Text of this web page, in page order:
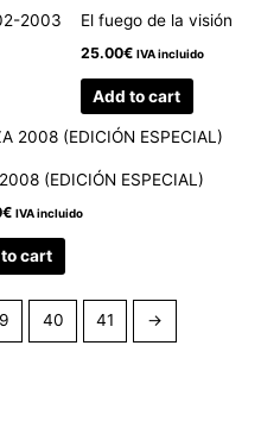
2003 El fuego de la visión
25.00€ IVA incluido
Add to cart
(EDICIÓN ESPECIAL)
€ IVA incluido
cart
40 41 →